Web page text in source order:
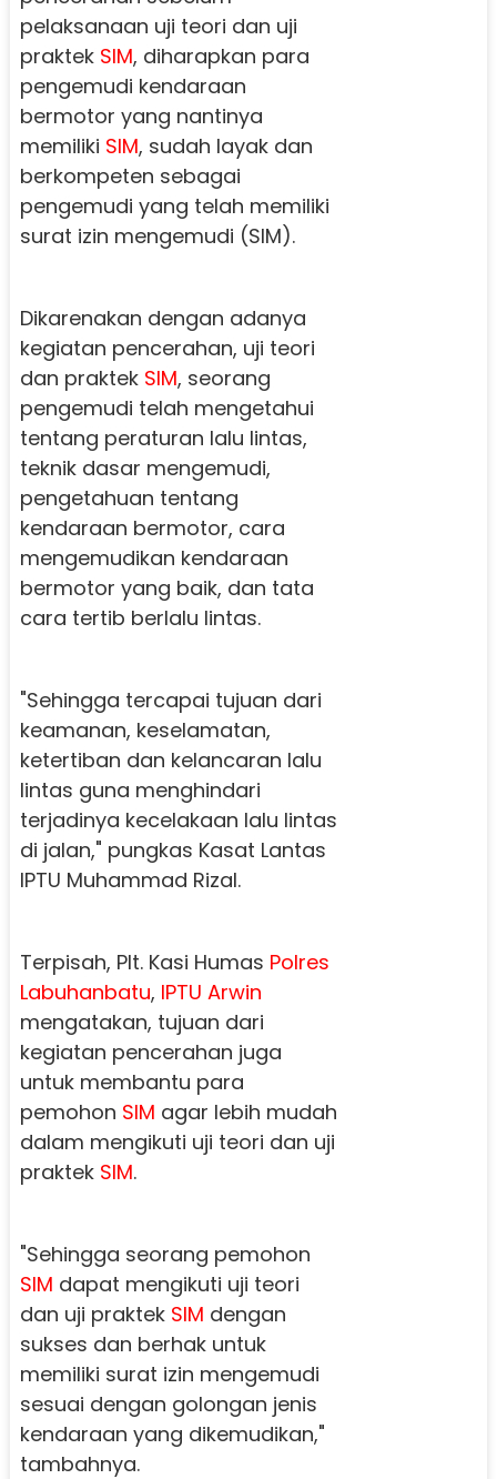
pelaksanaan uji teori dan uji
praktekSIM, diharapkan para
pengemudi kendaraan
bermotor yang nantinya
memiliki SIM, sudah layak dan
berkompeten sebagai
pengemudi yang telah memiliki
surat izin mengemudi (SIM).
Dikarenakan dengan adanya
kegiatan pencerahan, uji teori
dan praktekSIM, seorang
pengemudi telah mengetahui
tentang peraturan lalu lintas,
teknik dasar mengemudi,
pengetahuan tentang
kendaraan bermotor, cara
mengemudikan kendaraan
bermotor yang baik, dan tata
cara tertib berlalu lintas.
"Sehingga tercapai tujuan dari
keamanan, keselamatan,
ketertiban dan kelancaran lalu
lintas guna menghindari
terjadinya kecelakaan lalu lintas
di jalan," pungkas Kasat Lantas
IPTU Muhammad Rizal.
Terpisah, Plt. Kasi Humas Polres
Labuhanbatu, IPTU Arwin
mengatakan, tujuan dari
kegiatan pencerahan juga
untuk membantu para
pemohon SIM agar lebih mudah
dalam mengikuti uji teori dan uji
praktekSIM.
"Sehingga seorang pemohon
SIM dapat mengikuti uji teori
dan uji praktekSIM dengan
sukses dan berhak untuk
memiliki surat izin mengemudi
sesuai dengan golongan jenis
kendaraan yang dikemudikan,"
tambahnya.